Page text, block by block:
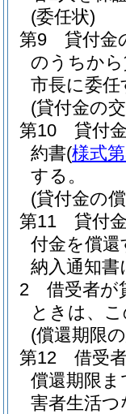
(委任状)
第9 貸付金
のうちか
市長に委
(貸付金の
第10 貸付金
約書(様式
する。
(貸付金の
第11 貸付
付金を償
納入通知
2 借受者が
ときは、
(償還期限
第12 借受者
償還期限
害者生活つ